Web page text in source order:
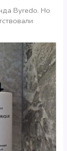
Byredo. Но